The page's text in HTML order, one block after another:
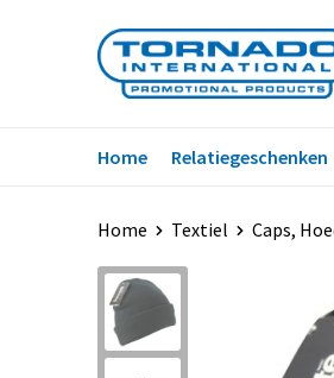
Home Relatiegeschenken
Home Textiel Caps,